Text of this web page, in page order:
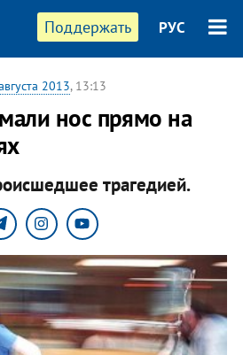
Поддержать РУС
2013, 13:13
нос прямо на
трагедией.